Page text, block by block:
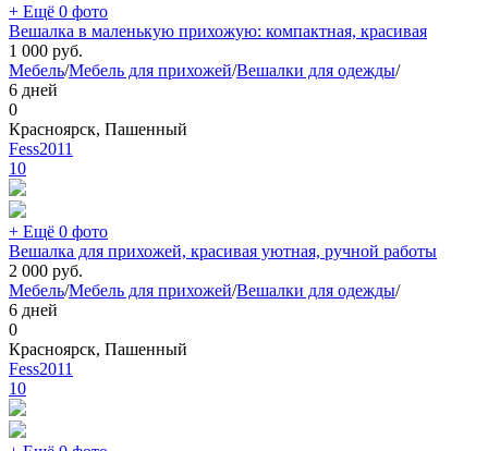
+ Ещё 0 фото
Вешалка в маленькую прихожую: компактная, красивая
1 000 руб.
Мебель/Мебель для прихожей/Вешалки для одежды/
6 дней
0
Красноярск, Пашенный
Fess2011
10
+ Ещё 0 фото
Вешалка для прихожей, красивая уютная, ручной работы
2 000 руб.
Мебель/Мебель для прихожей/Вешалки для одежды/
6 дней
0
Красноярск, Пашенный
Fess2011
10